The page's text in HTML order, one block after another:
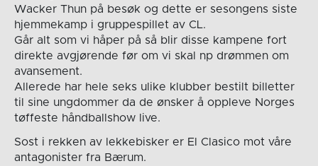
Wacker Thun på besøk og dette er sesongens siste
hjemmekamp i gruppespillet av CL.
Går alt som vi håper på så blir disse kampene fort
direkte avgjørende før om vi skal np drømmen om
avansement.
Allerede har hele seks ulike klubber bestilt billetter
til sine ungdommer da de ønsker å oppleve Norges
tøffeste håndballshow live.
Sost i rekken av lekkebisker er El Clasico mot våre
antagonister fra Bærum.